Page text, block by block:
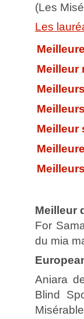
(Les
Les
Meilleur
Meilleur
Meilleur
For
du mia
Aniara
Blind